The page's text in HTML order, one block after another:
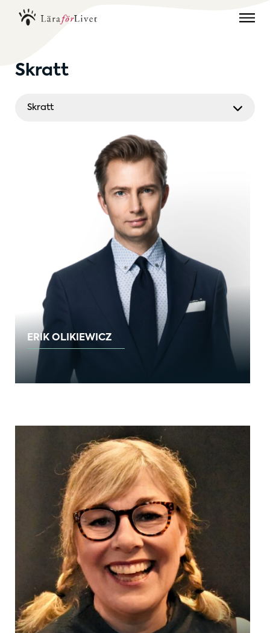
Skratt
Skratt
ERIK OLIKIEWICZ